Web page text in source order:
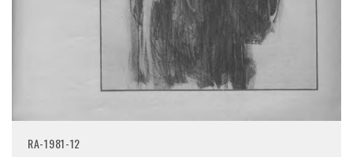
RA-1981-12